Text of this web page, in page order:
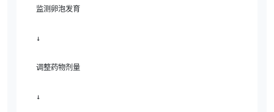
监测卵泡发育
↓
调整药物剂量
↓